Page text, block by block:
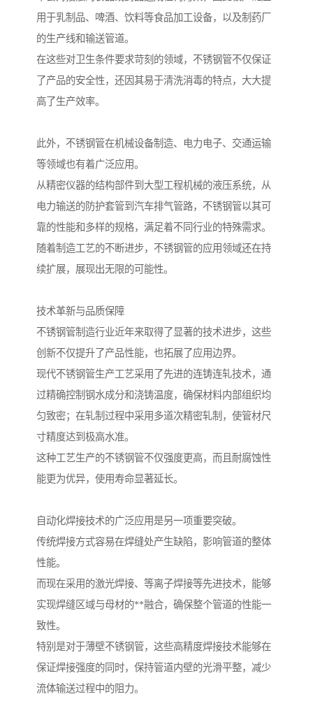
用于乳制品、啤酒、饮料等食品加工设备，以及制药厂
的生产线和输送管道。
在这些对卫生条件要求苛刻的领域，不锈钢管不仅保证
了产品的安全性，还因其易于清洗消毒的特点，大大提
高了生产效率。
此外，不锈钢管在机械设备制造、电力电子、交通运输
等领域也有着广泛应用。
从精密仪器的结构部件到大型工程机械的液压系统，从
电力输送的防护套管到汽车排气管路，不锈钢管以其可
靠的性能和多样的规格，满足着不同行业的特殊需求。
随着制造工艺的不断进步，不锈钢管的应用领域还在持
续扩展，展现出无限的可能性。
技术革新与品质保障
不锈钢管制造行业近年来取得了显著的技术进步，这些
创新不仅提升了产品性能，也拓展了应用边界。
现代不锈钢管生产工艺采用了先进的连铸连轧技术，通
过精确控制钢水成分和浇铸温度，确保材料内部组织均
匀致密；在轧制过程中采用多道次精密轧制，使管材尺
寸精度达到极高水准。
这种工艺生产的不锈钢管不仅强度更高，而且耐腐蚀性
能更为优异，使用寿命显著延长。
自动化焊接技术的广泛应用是另一项重要突破。
传统焊接方式容易在焊缝处产生缺陷，影响管道的整体
性能。
而现在采用的激光焊接、等离子焊接等先进技术，能够
实现焊缝区域与母材的**融合，确保整个管道的性能一
致性。
特别是对于薄壁不锈钢管，这些高精度焊接技术能够在
保证焊接强度的同时，保持管道内壁的光滑平整，减少
流体输送过程中的阻力。